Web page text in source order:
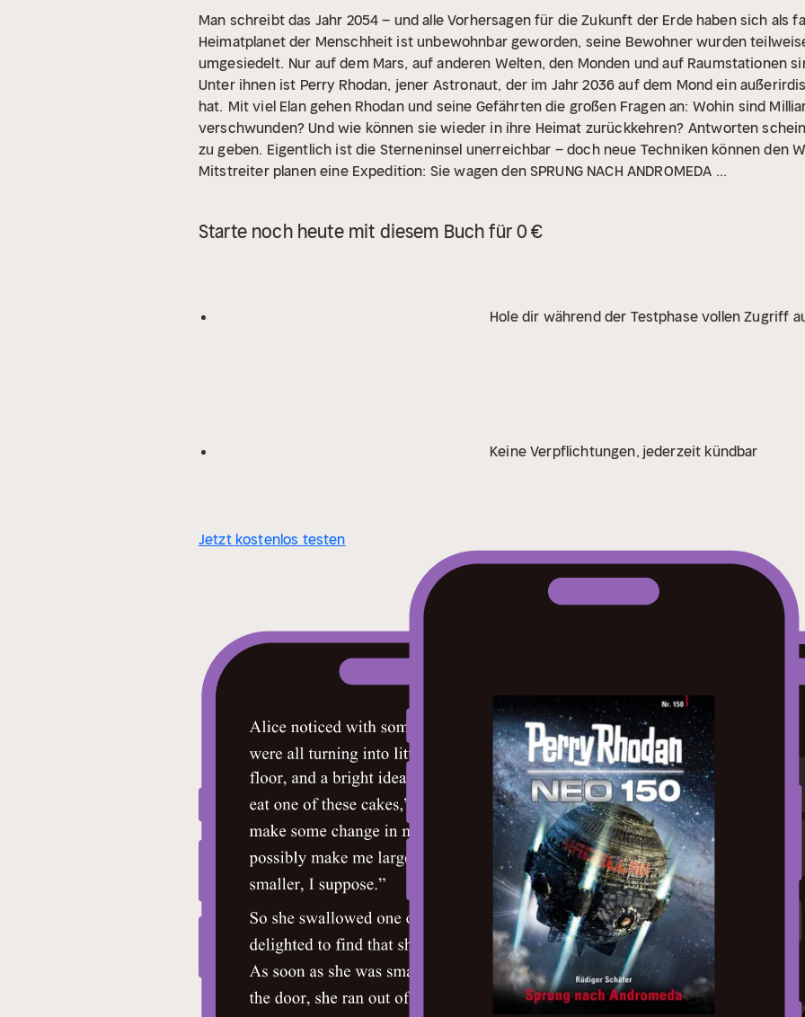
Man schreibt das Jahr 2054 – und alle Vorhersagen für die Zukunft der Erde haben sich als
Heimatplanet der Menschheit ist unbewohnbar geworden, seine Bewohner wurden
umgesiedelt. Nur auf dem Mars, auf anderen Welten, den Monden und auf Raumstationen
Unter ihnen ist Perry Rhodan, jener Astronaut, der im Jahr 2036 auf dem Mond ein
hat. Mit viel Elan gehen Rhodan und seine Gefährten die großen Fragen an: Wohin sind
verschwunden? Und wie können sie wieder in ihre Heimat zurückkehren? Antworten
zu geben. Eigentlich ist die Sterneninsel unerreichbar – doch neue Techniken können den
Mitstreiter planen eine Expedition: Sie wagen den SPRUNG NACH ANDROMEDA ...
Starte noch heute mit diesem Buch für 0 €
Hole dir während der Testphase vollen Zugriff
Keine Verpflichtungen, jederzeit kündbar
Jetzt kostenlos testen